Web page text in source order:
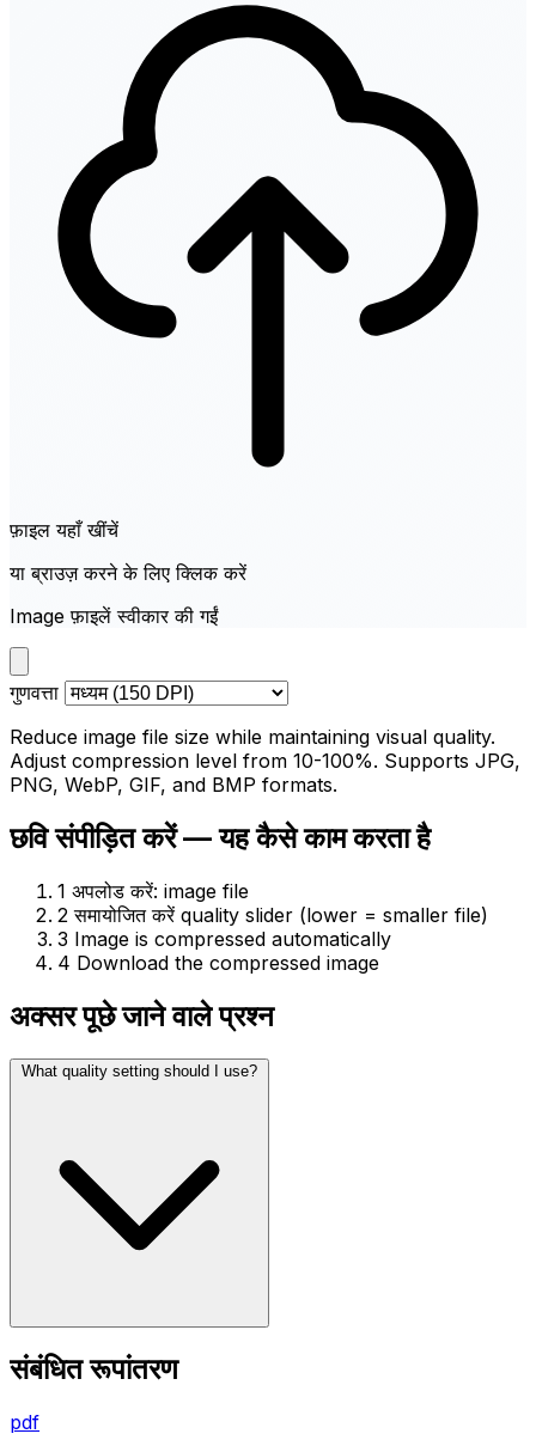
फ़ाइल यहाँ खींचें
या ब्राउज़ करने के लिए क्लिक करें
Image फ़ाइलें स्वीकार की गईं
गुणवत्ता
Reduce image file size while maintaining visual quality.
Adjust compression level from 10-100%. Supports JPG,
PNG, WebP, GIF, and BMP formats.
छवि संपीड़ित करें — यह कैसे काम करता है
1 अपलोड करें: image file
2 समायोजित करें quality slider (lower = smaller file)
3 Image is compressed automatically
4 Download the compressed image
अक्सर पूछे जाने वाले प्रश्न
What quality setting should I use?
संबंधित रूपांतरण
pdf